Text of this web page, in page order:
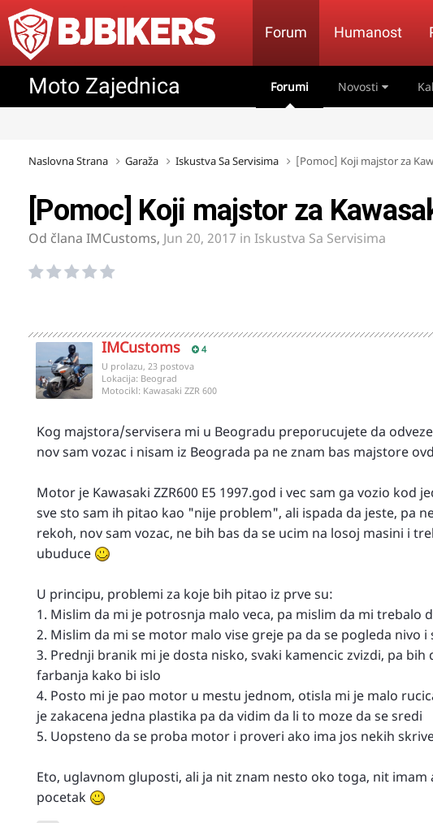
Forum Humanost
Moto Zajednica Forumi Novosti
Naslovna Strana Garaža Iskustva Sa Servisima [Pomoc] Koji majstor za
[Pomoc] Koji majstor za
Od člana IMCustoms, Jun 20, 2017 in Iskustva Sa Servisima
IMCustoms 4
U prolazu, 23 postova
Lokacija: Beograd
Motocikl: Kawasaki ZZR 600
Kog majstora/servisera mi u Beogradu preporucujete da
nov sam vozac i nisam iz Beograda pa ne znam bas majstore
Motor je Kawasaki ZZR600 E5 1997.god i vec sam ga vozio
sve sto sam ih pitao kao "nije problem", ali ispada da jeste, pa
rekoh, nov sam vozac, ne bih bas da se ucim na losoj masini i
ubuduce
U principu, problemi za koje bih pitao iz prve su:
1. Mislim da mi je potrosnja malo veca, pa mislim da mi trebalo
2. Mislim da mi se motor malo vise greje pa da se pogleda nivo
3. Prednji branik mi je dosta nisko, svaki kamencic zvizdi, pa
farbanja kako bi islo
4. Posto mi je pao motor u mestu jednom, otisla mi je malo
je zakacena jedna plastika pa da vidim da li to moze da se sredi
5. Uopsteno da se proba motor i proveri ako ima jos nekih
Eto, uglavnom gluposti, ali ja nit znam nesto oko toga, nit
pocetak